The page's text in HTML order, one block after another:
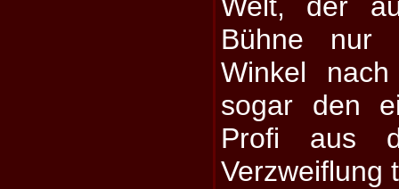
Bühne nur
Winkel
sogar den
Profi aus
Verzweiflung